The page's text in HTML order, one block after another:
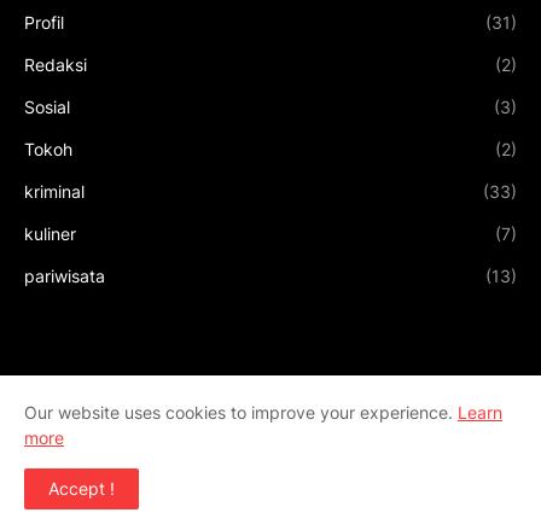
Profil (31)
Redaksi (2)
Sosial (3)
Tokoh (2)
kriminal (33)
kuliner (7)
pariwisata (13)
Our website uses cookies to improve your experience. Learn
more
Accept !